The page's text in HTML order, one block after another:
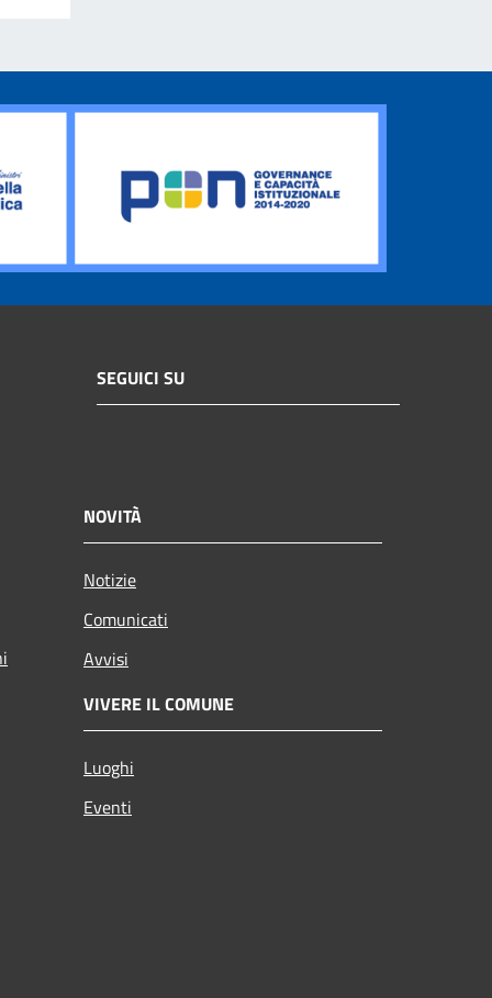
SEGUICI SU
NOVITÀ
Notizie
Comunicati
Avvisi
VIVERE IL COMUNE
Luoghi
Eventi